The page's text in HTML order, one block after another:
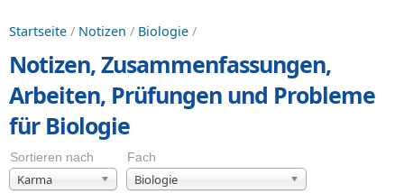
Startseite / Notizen / Biologie /
Notizen, Zusammenfassungen,
Arbeiten, Prüfungen und Probleme
für Biologie
Sortieren nach
Karma
Fach
Biologie